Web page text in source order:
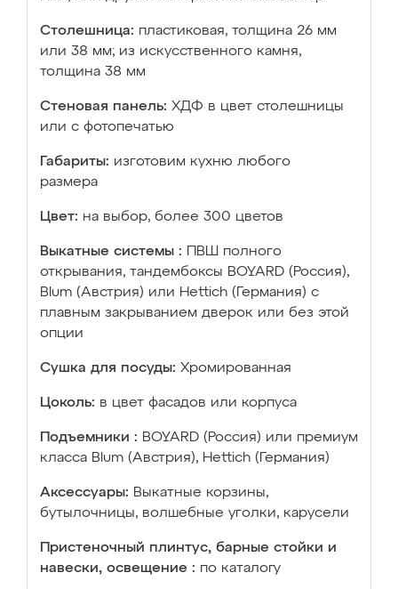
Столешница: пластиковая, толщина 26 мм
или 38 мм; из искусственного камня,
толщина 38 мм
Стеновая панель: ХДФ в цвет столешницы
или с фотопечатью
Габариты: изготовим кухню любого
размера
Цвет: на выбор, более 300 цветов
Выкатные системы :
ПВШ полного
открывания, тандембоксы BOYARD (Россия),
Blum (Австрия) или Hettich (Германия) с
плавным закрыванием дверок или без этой
опции
Сушка для посуды: Хромированная
Цоколь: в цвет фасадов или корпуса
Подъемники : BOYARD (Россия) или премиум
класса Blum (Австрия), Hettich (Германия)
Аксессуары: Выкатные корзины,
бутылочницы, волшебные уголки, карусели
Пристеночный плинтус, барные стойки и
навески, освещение : по каталогу